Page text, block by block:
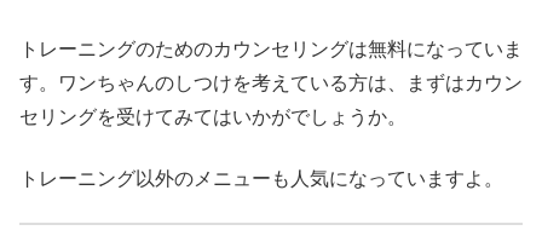
トレーニングのためのカウンセリングは無料になっていま
す。ワンちゃんのしつけを考えている方は、まずはカウン
セリングを受けてみてはいかがでしょうか。
トレーニング以外のメニューも人気になっていますよ。